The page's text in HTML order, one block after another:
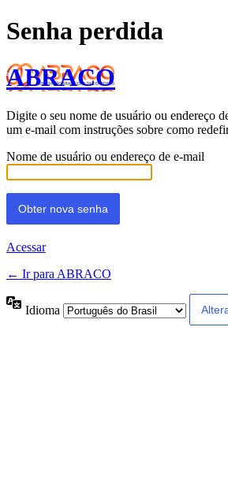
Senha perdida
ABRACO
Digite o seu nome de usuário ou endereço
um e-mail com instruções sobre como
Nome de usuário ou endereço de e-mail
Acessar
← Ir para ABRACO
Idioma